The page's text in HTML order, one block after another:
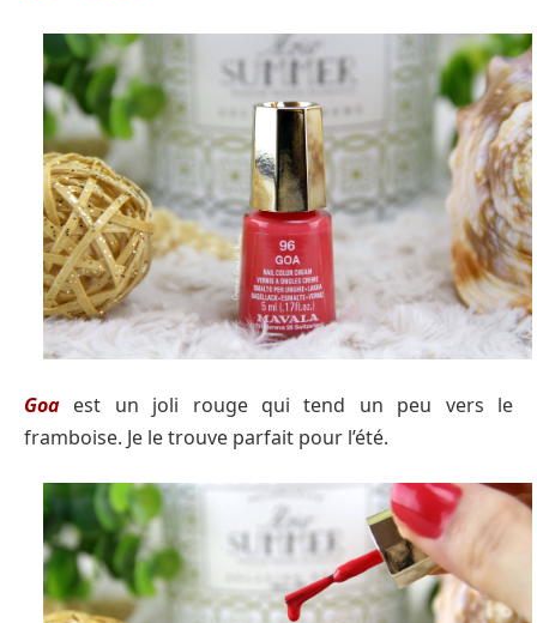
Goa est un joli rouge qui tend un peu vers le
framboise. Je le trouve parfait pour l’été.